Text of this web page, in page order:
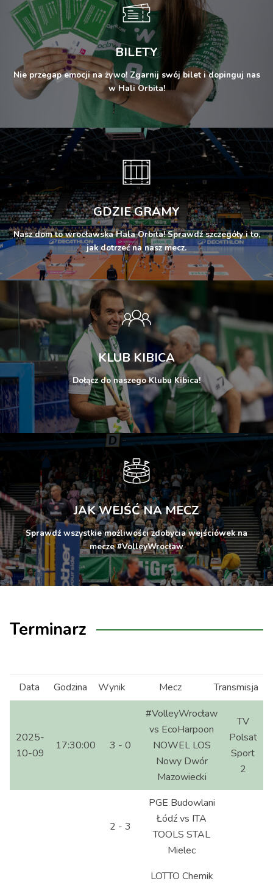
BILETY
Nie przegap emocji na żywo! Zgarnij swój bilet i dopinguj nas
w Hali Orbita!
GDZIE GRAMY
Nasz dom to wrocławska Hala Orbita! Sprawdź szczegóły i to,
jak dotrzeć na nasz mecz.
KLUB KIBICA
Dołącz do naszego Klubu Kibica!
JAK WEJŚĆ NA MECZ
Sprawdź wszystkie możliwości zdobycia wejściówek na
mecze #VolleyWrocław
Terminarz
Data Godzina Wynik Mecz Transmisja
2025-
10-09
17:30:00 3 - 0
#VolleyWrocław
vs EcoHarpoon
NOWEL LOS
Nowy Dwór
Mazowiecki
TV
Polsat
Sport
2
2 - 3
PGE Budowlani
Łódź vs ITA
TOOLS STAL
Mielec
LOTTO Chemik